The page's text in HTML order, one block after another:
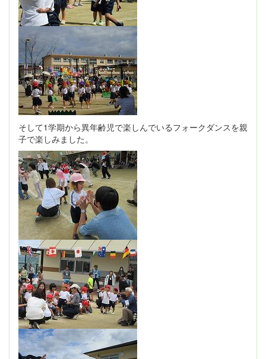
そして1学期から異年齢児で楽しんでいるフォークダンスを親
子で楽しみました。